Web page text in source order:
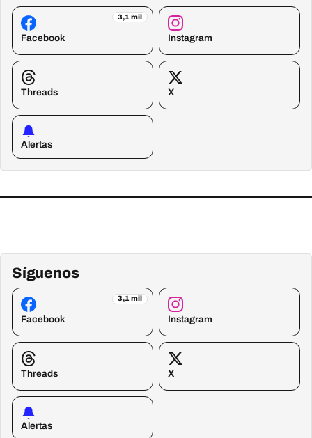
3,1 mil
Facebook Instagram
Threads X
Alertas
Síguenos
3,1 mil
Facebook Instagram
Threads X
Alertas